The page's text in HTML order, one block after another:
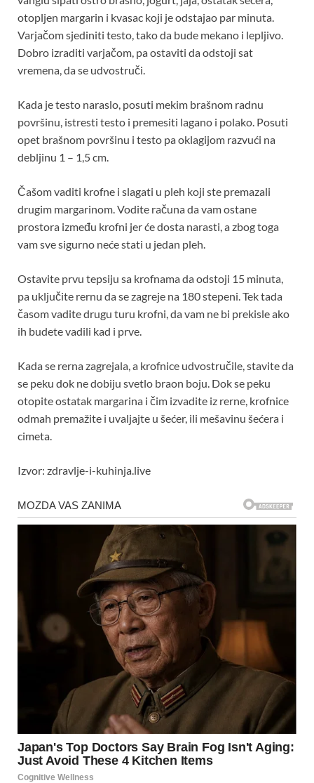
otopljen margarin i kvasac koji je odstajao par minuta.
Varjačom sjediniti testo, tako da bude mekano i lepljivo.
Dobro izraditi varjačom, pa ostaviti da odstoji sat
vremena, da se udvostruči.
Kada je testo naraslo, posuti mekim brašnom radnu
površinu, istresti testo i premesiti lagano i polako. Posuti
opet brašnom površinu i testo pa oklagijom razvući na
debljinu 1 – 1,5 cm.
Čašom vaditi krofne i slagati u pleh koji ste premazali
drugim margarinom. Vodite računa da vam ostane
prostora između krofni jer će dosta narasti, a zbog toga
vam sve sigurno neće stati u jedan pleh.
Ostavite prvu tepsiju sa krofnama da odstoji 15 minuta,
pa uključite rernu da se zagreje na 180 stepeni. Tek tada
časom vadite drugu turu krofni, da vam ne bi prekisle ako
ih budete vadili kad i prve.
Kada se rerna zagrejala, a krofnice udvostručile, stavite da
se peku dok ne dobiju svetlo braon boju. Dok se peku
otopite ostatak margarina i čim izvadite iz rerne, krofnice
odmah premažite i uvaljajte u šećer, ili mešavinu šećera i
cimeta.
Izvor: zdravlje-i-kuhinja.live